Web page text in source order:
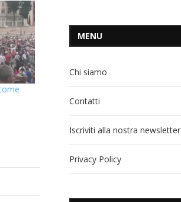
MENU
Chi siamo
Contatti
Iscriviti alla nostra newsletter
Privacy Policy